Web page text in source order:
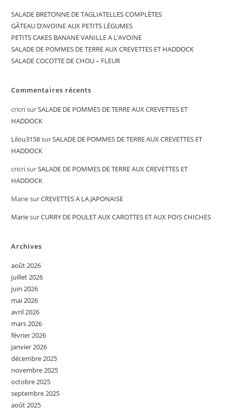
SALADE BRETONNE DE TAGLIATELLES COMPLÈTES
GÂTEAU D’AVOINE AUX PETITS LÉGUMES
PETITS CAKES BANANE VANILLE A L’AVOINE
SALADE DE POMMES DE TERRE AUX CREVETTES ET HADDOCK
SALADE COCOTTE DE CHOU – FLEUR
Commentaires récents
cricrisurSALADE DE POMMES DE TERRE AUX CREVETTES ET
HADDOCK
Lilou3158surSALADE DE POMMES DE TERRE AUX CREVETTES ET
HADDOCK
cricrisurSALADE DE POMMES DE TERRE AUX CREVETTES ET
HADDOCK
MariesurCREVETTES A LA JAPONAISE
MariesurCURRY DE POULET AUX CAROTTES ET AUX POIS CHICHES
Archives
août 2026
juillet 2026
juin 2026
mai 2026
avril 2026
mars 2026
février 2026
janvier 2026
décembre 2025
novembre 2025
octobre 2025
septembre 2025
août 2025